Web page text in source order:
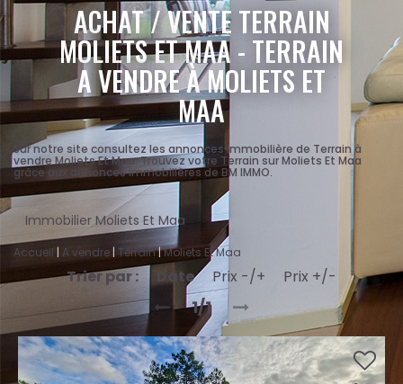
ACHAT / VENTE TERRAIN
MOLIETS ET MAA - TERRAIN
A VENDRE À MOLIETS ET
MAA
Sur notre site consultez les annonces immobilière de Terrain à
vendre Moliets Et Maa. Trouvez votre Terrain sur Moliets Et Maa
grâce aux annonces immobilières de BM IMMO.
Immobilier Moliets Et Maa
Accueil A vendre Terrain Moliets Et Maa
Trier par : Date Prix -/+ Prix +/-
1/1